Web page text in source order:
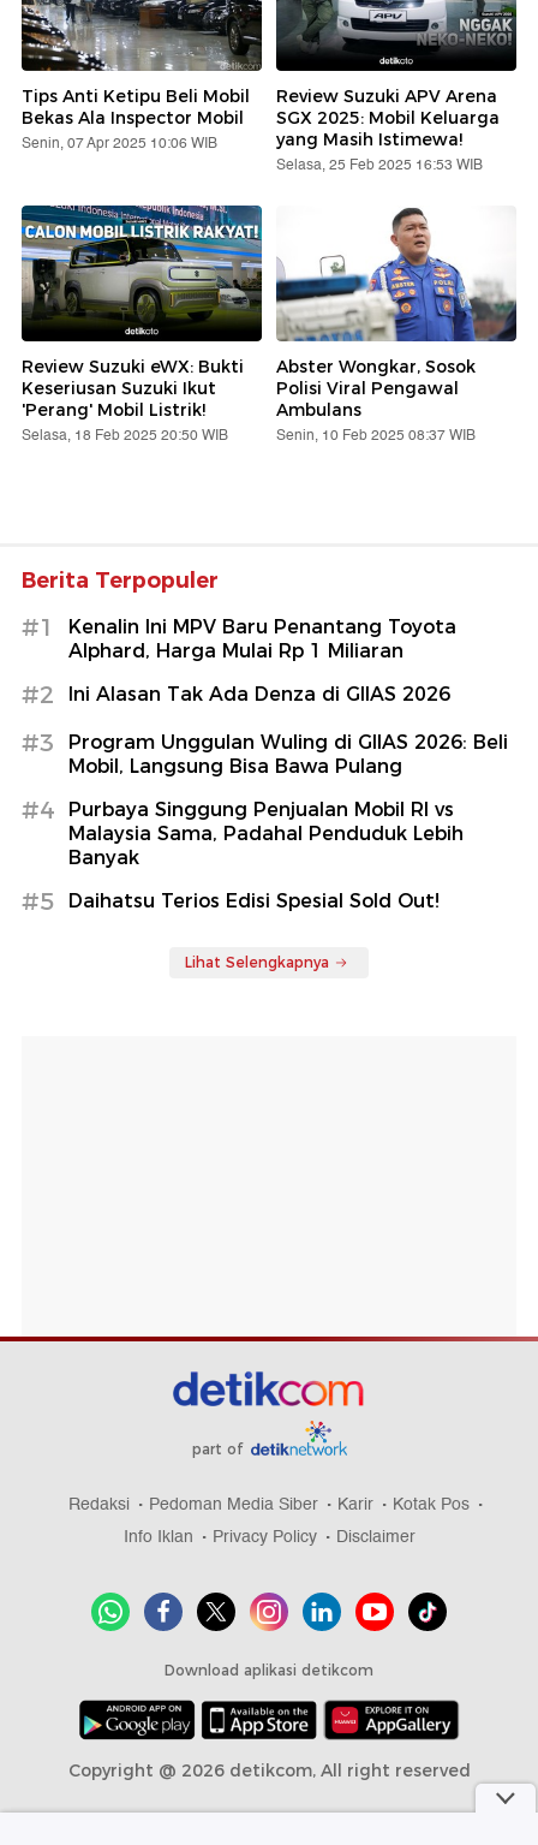
Tips Anti Ketipu Beli Mobil
Bekas Ala Inspector Mobil
Senin, 07 Apr 2025 10:06 WIB
Review Suzuki APV Arena
SGX 2025: Mobil Keluarga
yang Masih Istimewa!
Selasa, 25 Feb 2025 16:53 WIB
Review Suzuki eWX: Bukti
Keseriusan Suzuki Ikut
'Perang' Mobil Listrik!
Selasa, 18 Feb 2025 20:50 WIB
Abster Wongkar, Sosok
Polisi Viral Pengawal
Ambulans
Senin, 10 Feb 2025 08:37 WIB
Berita Terpopuler
#1
Kenalin Ini MPV Baru Penantang Toyota
Alphard, Harga Mulai Rp 1 Miliaran
#2 Ini Alasan Tak Ada Denza di GIIAS 2026
#3
Program Unggulan Wuling di GIIAS 2026: Beli
Mobil, Langsung Bisa Bawa Pulang
#4
Purbaya Singgung Penjualan Mobil RI vs
Malaysia Sama, Padahal Penduduk Lebih
Banyak
#5 Daihatsu Terios Edisi Spesial Sold Out!
Lihat Selengkapnya
part of
Redaksi Pedoman Media Siber Karir
Kotak Pos
Info Iklan
Privacy Policy Disclaimer
Download aplikasi detikcom
Copyright @ 2026 detikcom, All right reserved